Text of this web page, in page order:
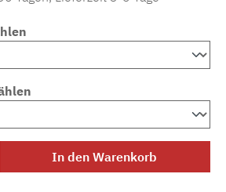
Gib den gewünschten
In den Warenkorb